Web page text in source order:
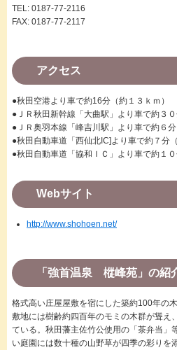
TEL: 0187-77-2116
FAX: 0187-77-2117
アクセス
●秋田空港より車で約16分（約１３ｋｍ）
●ＪＲ秋田新幹線「大曲駅」より車で約３０
●ＪＲ奥羽本線「峰吉川駅」より車で約６分
●秋田自動車道「西仙北IC]より車で約７分（
●秋田自動車道「協和ＩＣ」より車で約１０
Webサイト
http://www.shohoen.net/
「強首温泉 樅峰苑」の紹
格式高い庄屋屋敷を宿にした築約100年の
敷地には樹齢約四百年のモミの木群が聳え
ている。秋田藩主佐竹公使用の「茶弁当」
い庭園には数十種の山野草が四季の彩りを